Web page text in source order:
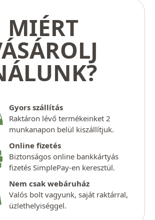
MIÉRT
Gyors szállítás
Raktáron lévő termékeinket 2
munkanapon belül kiszállítjuk.
Online fizetés
Biztonságos online bankkártyás
fizetés SimplePay-en keresztül.
Nem csak webáruház
Valós bolt vagyunk, saját raktárral,
üzlethelyiséggel.